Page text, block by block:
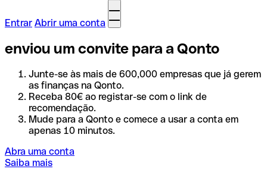
Entrar Abrir uma conta
enviou um convite para a Qonto
Junte-se às mais de 600,000 empresas que já gerem
as finanças na Qonto.
Receba 80€ ao registar-se com o link de
recomendação.
Mude para a Qonto e comece a usar a conta em
apenas 10 minutos.
Abra uma conta
Saiba mais